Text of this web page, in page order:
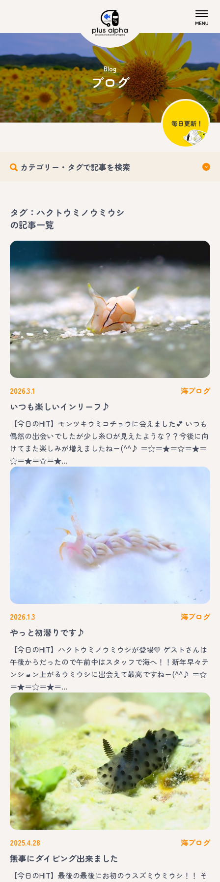
Blog
ブログ
カテゴリー・タグで記事を検索
タグ：ハクトウミノウミウシ
の記事一覧
2026.3.1 海ブログ
いつも楽しいインリーフ♪
【今日のHIT】モンツキウミコチョウに会えました💕 いつも
偶然の出会いでしたが少し糸口が見えたような？？今後に向
けてまた楽しみが増えましたねー(^^♪ ＝☆＝★＝☆＝★＝
☆＝★＝☆＝★…
2026.1.3 海ブログ
やっと初潜りです♪
【今日のHIT】ハクトウミノウミウシが登場💛 ゲストさんは
午後からだったので午前中はスタッフで海へ！！新年早々テ
ンション上がるウミウシに出会えて最高ですねー(^^♪ ＝☆
＝★＝☆＝★＝…
2025.4.28 海ブログ
無事にダイビング出来ました
【今日のHIT】最後の最後にお初のウスズミウミウシ！！ そ